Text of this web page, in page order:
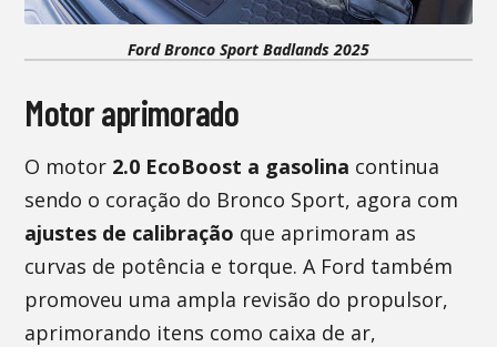
Ford Bronco Sport Badlands 2025
Motor aprimorado
O motor 2.0 EcoBoost a gasolina continua
sendo o coração do Bronco Sport, agora com
ajustes de calibração que aprimoram as
curvas de potência e torque. A Ford também
promoveu uma ampla revisão do propulsor,
aprimorando itens como caixa de ar,